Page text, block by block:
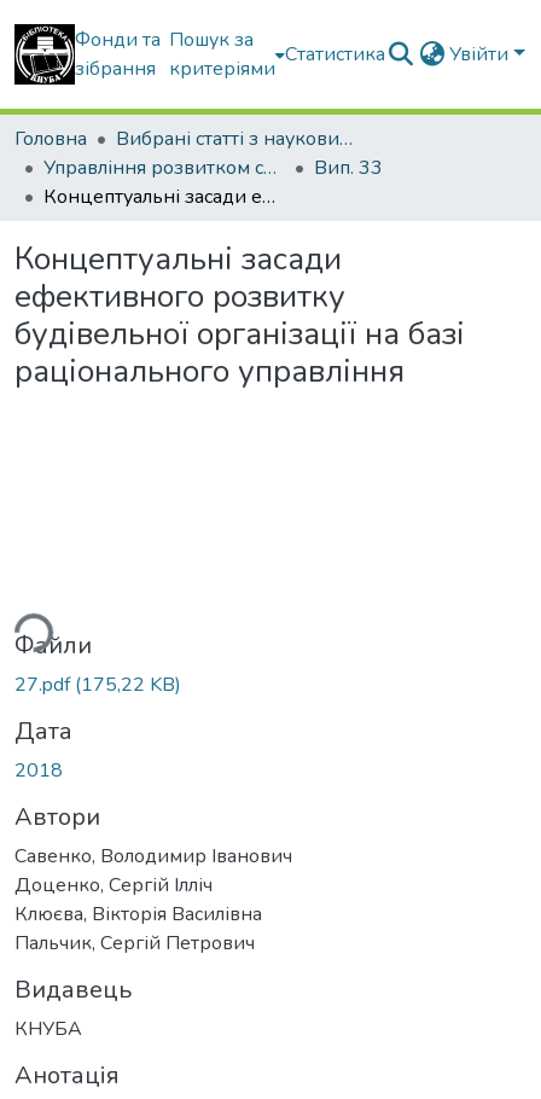
Фонди та
зібрання
Пошук за
критеріями
Статистика Увійти
Головна
Вибрані статті з наукових збірників КНУБА
Управління розвитком складних систем
Вип. 33
Концептуальні засади ефективного розвитку будівельної організації на базі раціонального управління
Концептуальні засади
ефективного розвитку
будівельної організації на базі
раціонального управління
Файли
27.pdf(175,22 KB)
Дата
2018
Автори
Савенко, Володимир Іванович
Доценко, Сергій Ілліч
Клюєва, Вікторія Василівна
Пальчик, Сергій Петрович
Видавець
КНУБА
Анотація